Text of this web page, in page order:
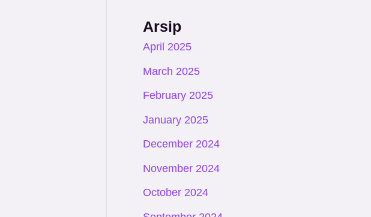
Arsip
April 2025
March 2025
February 2025
January 2025
December 2024
November 2024
October 2024